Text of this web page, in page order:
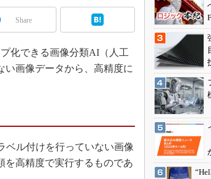
ールド
ット展
ンタ
業ビッグデータ
Share
化できる画像分類AI（人工
い画像データから、高精度に
ル付けを行っていない画像
を高精度で実行するものであ